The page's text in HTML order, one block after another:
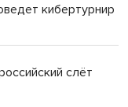
в Искитиме
кибертурнир
слёт